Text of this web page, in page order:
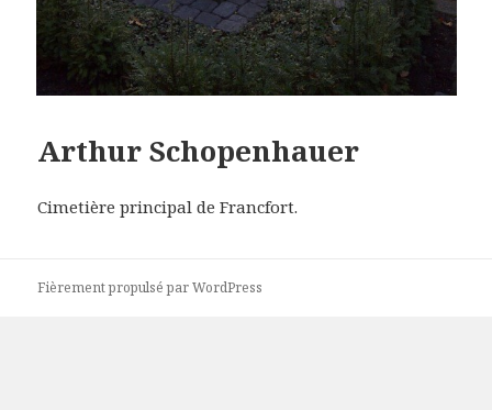
Arthur Schopenhauer
Cimetière principal de Francfort.
Fièrement propulsé par WordPress